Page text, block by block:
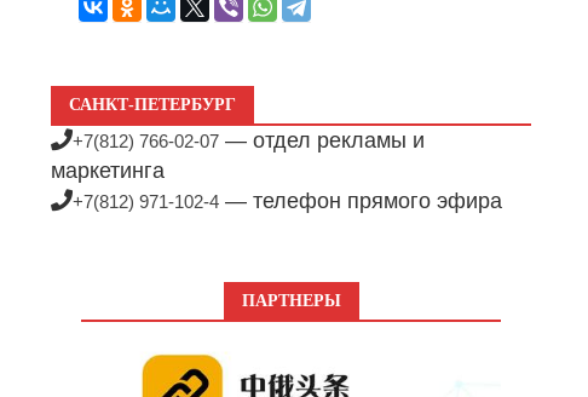
САНКТ-ПЕТЕРБУРГ
+7(812) 766-02-07 — отдел рекламы и
маркетинга
+7(812) 971-102-4 — телефон прямого эфира
ПАРТНЕРЫ